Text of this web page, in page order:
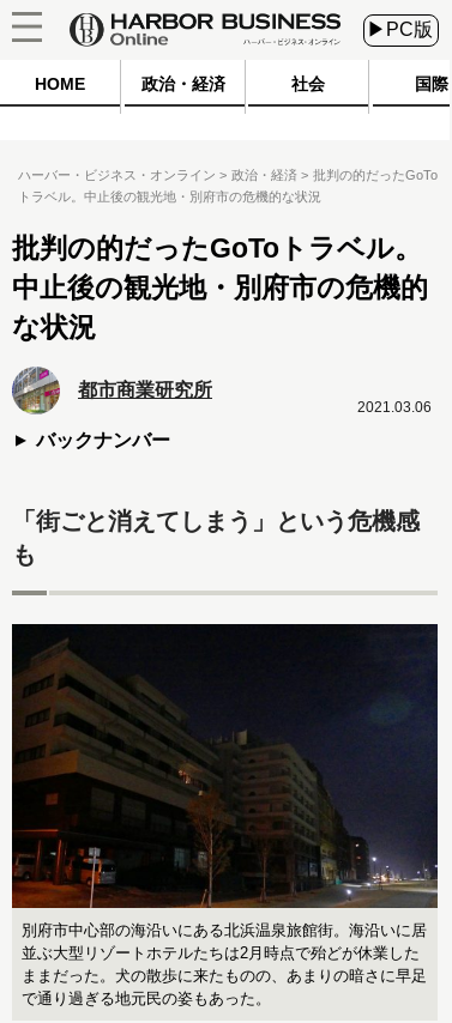
▶PC版
HOME 政治・経済 社会 国際
ハーバー・ビジネス・オンライン 政治・経済
批判の的だったGoTo
トラベル。中止後の観光地・別府市の危機的な状況
批判の的だったGoToトラベル。
中止後の観光地・別府市の危機的
な状況
都市商業研究所
バックナンバー
2021.03.06
「街ごと消えてしまう」という危機感
も
別府市中心部の海沿いにある北浜温泉旅館街。海沿いに居
並ぶ大型リゾートホテルたちは2月時点で殆どが休業した
ままだった。犬の散歩に来たものの、あまりの暗さに早足
で通り過ぎる地元民の姿もあった。